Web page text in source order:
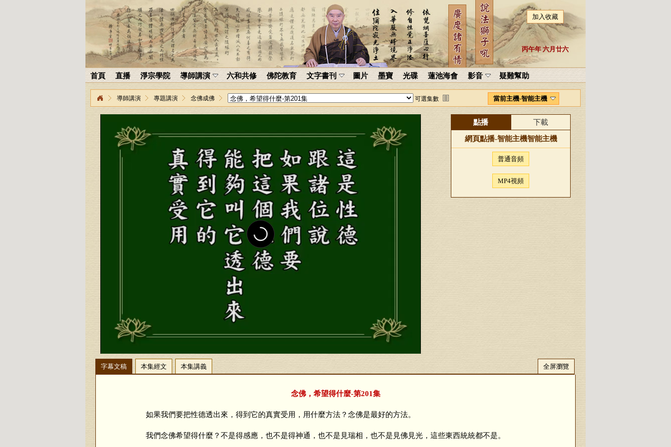
加入收藏
丙午年 六月廿六
首頁 直播 淨宗學院 導師講演 六和共修 佛陀教育 文字書刊 圖片 墨寶 光碟 蓮池海會 影音 疑難幫助
導師講演 專題講演 念佛成佛 可選集數 當前主機-智能主機
點播 下載
網頁點播-智能主機智能主機
普通音頻
MP4視頻
字幕文稿 本集經文 本集講義 全屏瀏覽
念佛，希望得什麼-第201集
如果我們要把性德透出來，得到它的真實受用，用什麼方法？念佛是最好的方法。
我們念佛希望得什麼？不是得感應，也不是得神通，也不是見瑞相，也不是見佛見光，這些東西統統都不是。